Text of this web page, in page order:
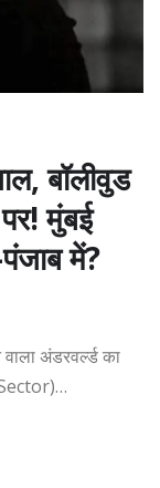
बॉलीवुड
मुंबई
में?
अंडरवर्ल्ड का
Sector)…